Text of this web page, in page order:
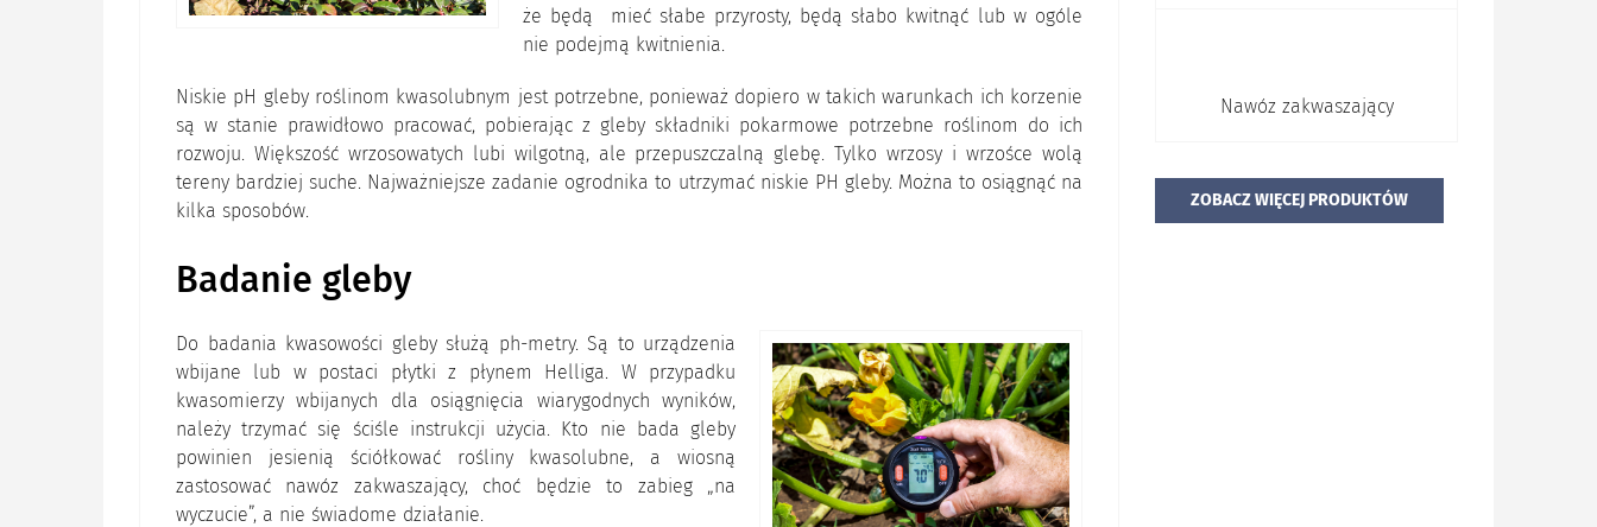
że będą mieć słabe przyrosty, będą słabo kwitnąć lub w ogóle
nie podejmą kwitnienia.
Niskie pH gleby roślinom kwasolubnym jest potrzebne, ponieważ dopiero w takich warunkach ich korzenie
są w stanie prawidłowo pracować, pobierając z gleby składniki pokarmowe potrzebne roślinom do ich
rozwoju. Większość wrzosowatych lubi wilgotną, ale przepuszczalną glebę. Tylko wrzosy i wrzośce wolą
tereny bardziej suche. Najważniejsze zadanie ogrodnika to utrzymać niskie PH gleby. Można to osiągnąć na
kilka sposobów.
Badanie gleby
Do badania kwasowości gleby służą ph-metry. Są to urządzenia
wbijane lub w postaci płytki z płynem Helliga. W przypadku
kwasomierzy wbijanych dla osiągnięcia wiarygodnych wyników,
należy trzymać się ściśle instrukcji użycia. Kto nie bada gleby
powinien jesienią ściółkować rośliny kwasolubne, a wiosną
zastosować nawóz zakwaszający, choć będzie to zabieg „na
wyczucie”, a nie świadome działanie.
Nawóz zakwaszający
ZOBACZ WIĘCEJ PRODUKTÓW